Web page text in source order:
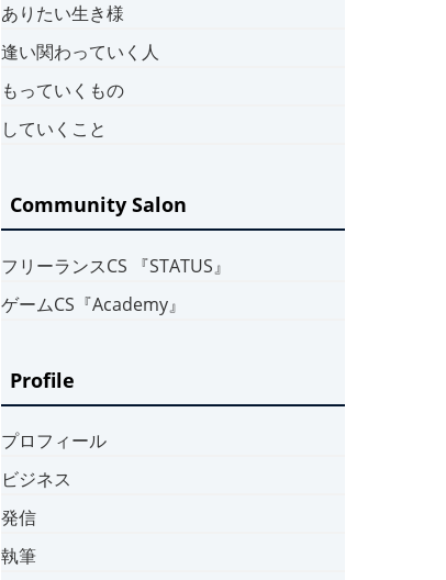
ありたい生き様
逢い関わっていく人
もっていくもの
していくこと
Community Salon
フリーランスCS 『STATUS』
ゲームCS『Academy』
Profile
プロフィール
ビジネス
発信
執筆